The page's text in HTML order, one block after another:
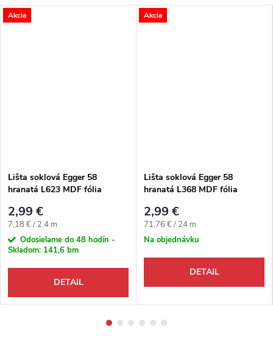
Akcia
Lišta soklová Egger 58
hranatá L623 MDF fólia
2,99 €
Jednotková cena:
7,18 € / 2.4 m
Odosielame do 48 hodín -
Skladom: 141,6 bm
DETAIL
Akcia
Lišta soklová Egger 58
hranatá L368 MDF fólia
2,99 €
Jednotková cena:
71,76 € / 24 m
Na objednávku
DETAIL